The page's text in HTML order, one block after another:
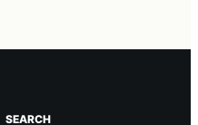
SEARCH